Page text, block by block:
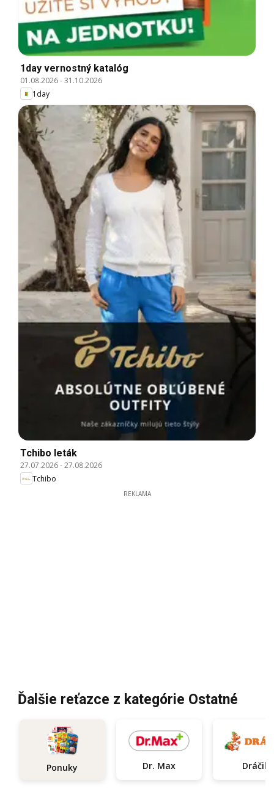
1day vernostný katalóg
01.08.2026-31.10.2026
1day
Tchibo leták
27.07.2026-27.08.2026
Tchibo
REKLAMA
Ďalšie reťazce z kategórie Ostatné
Ponuky Dr. Max Dráčik